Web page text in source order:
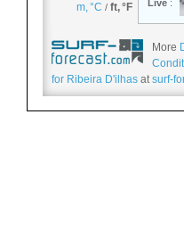
More
for Ribeira D'ilhas at surf-